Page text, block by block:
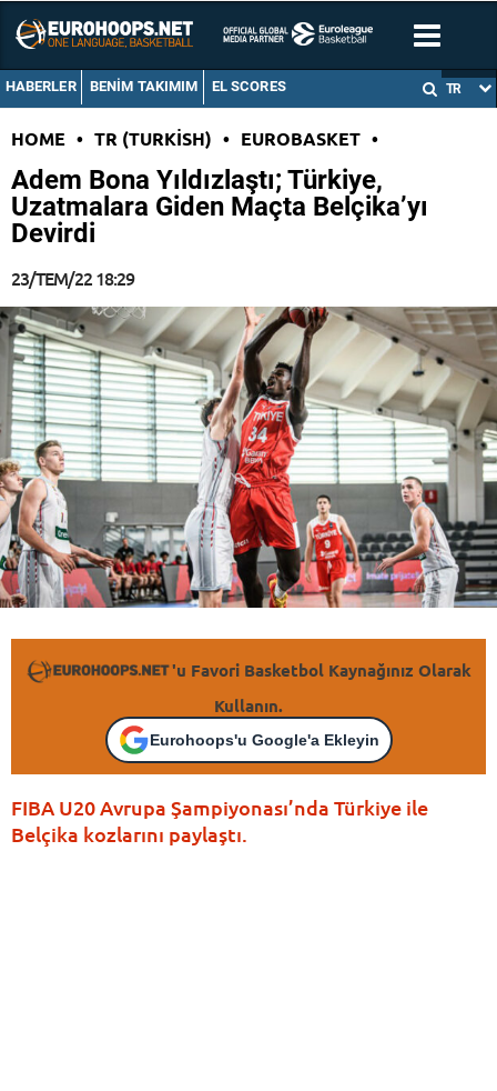
HABERLER BENIM TAKIMIM EL SCORES TR
HOME • TR (TURKISH) • EUROBASKET •
Adem Bona Yıldızlaştı; Türkiye,
Uzatmalara Giden Maçta Belçika’yı
Devirdi
23/TEM/22 18:29
'u Favori Basketbol Kaynağınız Olarak
Kullanın.
Eurohoops'u Google'a Ekleyin
FIBA U20 Avrupa Şampiyonası’nda Türkiye ile
Belçika kozlarını paylaştı.